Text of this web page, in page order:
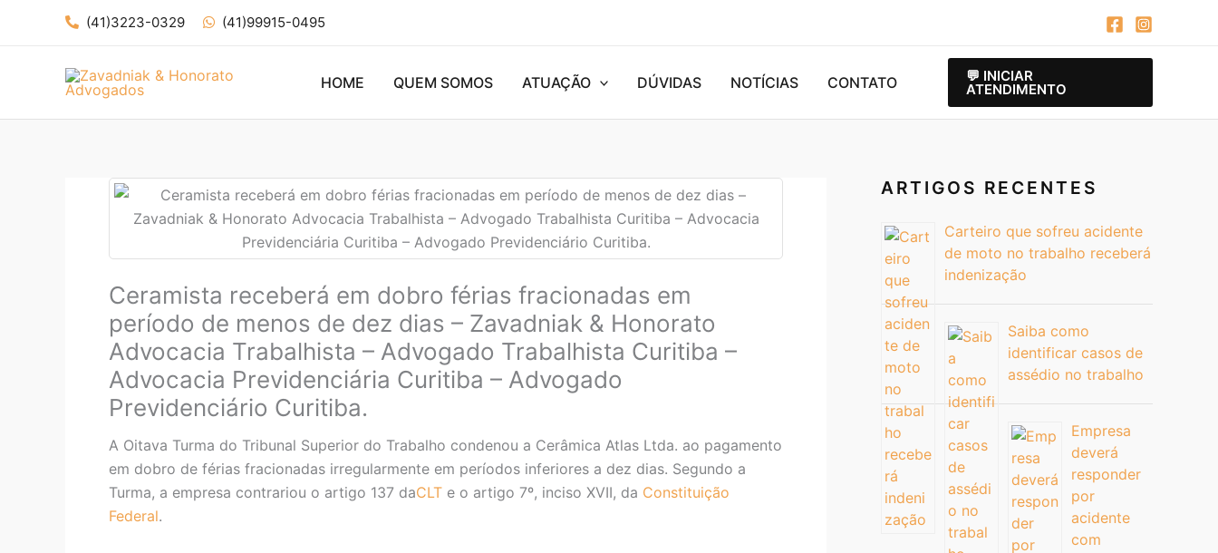
(41)3223-0329 (41)99915-0495
HOME QUEM SOMOS ATUAÇÃO DÚVIDAS NOTÍCIAS CONTATO 💬 INICIAR
ATENDIMENTO
Ceramista receberá em dobro férias fracionadas em
período de menos de dez dias – Zavadniak & Honorato
Advocacia Trabalhista – Advogado Trabalhista Curitiba –
Advocacia Previdenciária Curitiba – Advogado
Previdenciário Curitiba.
A Oitava Turma do Tribunal Superior do Trabalho condenou a Cerâmica Atlas Ltda. ao pagamento
em dobro de férias fracionadas irregularmente em períodos inferiores a dez dias. Segundo a
Turma, a empresa contrariou o artigo 137 daCLT e o artigo 7º, inciso XVII, da Constituição
Federal.
ARTIGOS RECENTES
Carteiro que sofreu acidente
de moto no trabalho receberá
indenização
Saiba como
identificar casos de
assédio no trabalho
Empresa
deverá
responder
por
acidente
com